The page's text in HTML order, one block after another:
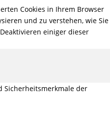
Cookies in Ihrem Browser
und zu verstehen, wie Sie
einiger dieser
Sicherheitsmerkmale der